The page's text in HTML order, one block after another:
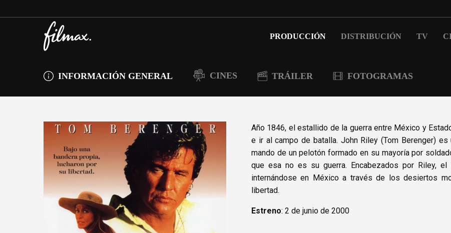
PRODUCCIÓN DISTRIBUCIÓN TV
INFORMACIÓN GENERAL CINES TRÁILER FOTOGRAMAS
Año 1846, el estallido de la guerra entre México y
e ir al campo de batalla. John Riley (Tom Berenger)
mando de un pelotón formado en su mayoría por
que esa no es su guerra. Encabezados por Riley,
internándose en México a través de los desiertos
libertad.
Estreno: 2 de junio de 2000